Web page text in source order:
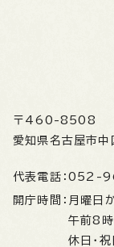
〒460-8508
愛知県名古屋市
代表電話： 052-
開庁時間： 月曜日
午前8
休日・